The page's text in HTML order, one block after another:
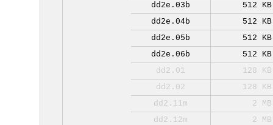
dd2e.03b
512 KB
dd2e.04b
512 KB
dd2e.05b
512 KB
dd2e.06b
512 KB
dd2.01
128 KB
dd2.02
128 KB
dd2.11m
2 MB
dd2.12m
2 MB